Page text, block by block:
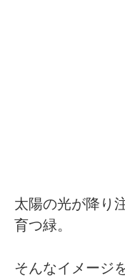
太陽の光が降り
育つ緑。
そんなイメージ